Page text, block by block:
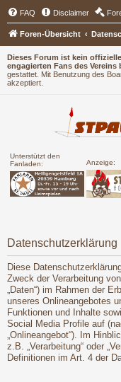
Dieses Forum ist kein
engagierten Fans des Vereins
gestattet. Mit Benutzung des
akzeptiert.
Unterstützt den
Fanladen:
Anzeige:
FAQ Disclaimer
Foren-Übersicht
Datenschutzerklärung
Diese
Zweck der Verarbeitung
„Daten“) im Rahmen der
unseres Onlineangebotes
Funktionen und Inhalte
Social Media Profile auf
„Onlineangebot“). Im
z.B. „Verarbeitung“ oder
Definitionen im Art. 4 der